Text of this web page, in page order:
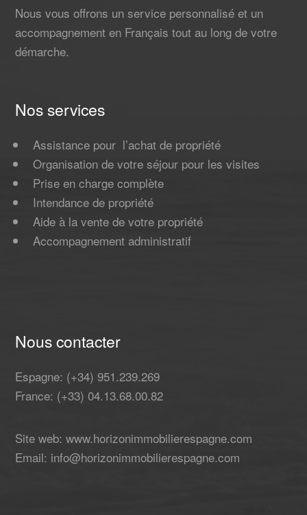
Nous vous offrons un service personnalisé et un
accompagnement en Français tout au long de votre
démarche.
Nos services
Assistance pour l’achat de propriété
Organisation de votre séjour pour les visites
Prise en charge complète
Intendance de propriété
Aide à la vente de votre propriété
Accompagnement administratif
Nous contacter
Espagne: (+34) 951.239.269
France: (+33) 04.13.68.00.82
Site web: www.horizonimmobilierespagne.com
Email: info@horizonimmobilierespagne.com